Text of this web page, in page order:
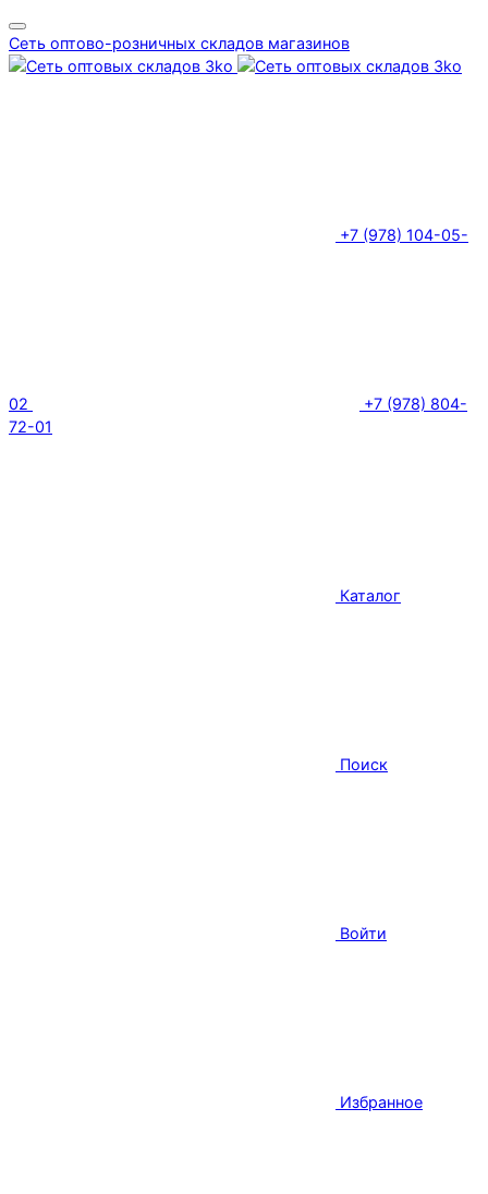
Сеть оптово-розничных складов магазинов
+7 (978) 104-05-
02
+7 (978) 804-
72-01
Каталог
Поиск
Войти
Избранное